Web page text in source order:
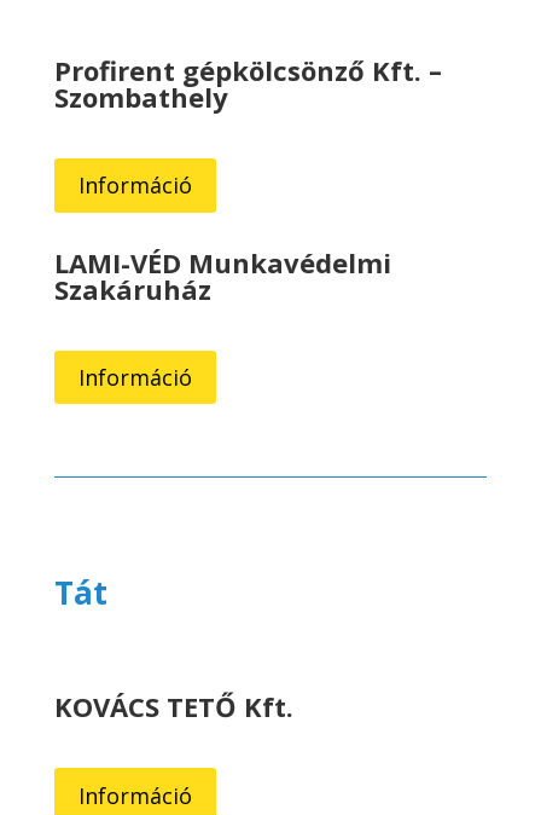
Profirent gépkölcsönző Kft. –
Szombathely
Információ
LAMI-VÉD Munkavédelmi
Szakáruház
Információ
Tát
KOVÁCS TETŐ Kft.
Információ